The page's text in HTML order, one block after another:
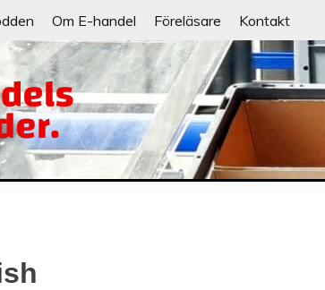
Om E-handel Föreläsare Kontakt